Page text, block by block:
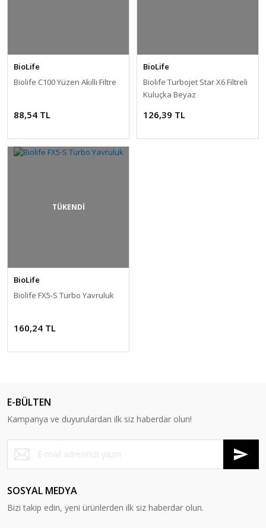
BioLife
Biolife C100 Yüzen Akıllı Filtre
88,54 TL
BioLife
Biolife Turbojet Star X6 Filtreli
Kuluçka Beyaz
126,39 TL
TÜKENDİ
BioLife
Biolife FX5-S Turbo Yavruluk
160,24 TL
E-BÜLTEN
Kampanya ve duyurulardan ilk siz haberdar olun!
SOSYAL MEDYA
Bizi takip edin, yeni ürünlerden ilk siz haberdar olun.